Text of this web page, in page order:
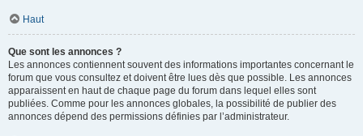
Haut
Que sont les annonces ?
Les annonces contiennent souvent des informations importantes concernant le
forum que vous consultez et doivent être lues dès que possible. Les annonces
apparaissent en haut de chaque page du forum dans lequel elles sont
publiées. Comme pour les annonces globales, la possibilité de publier des
annonces dépend des permissions définies par l’administrateur.